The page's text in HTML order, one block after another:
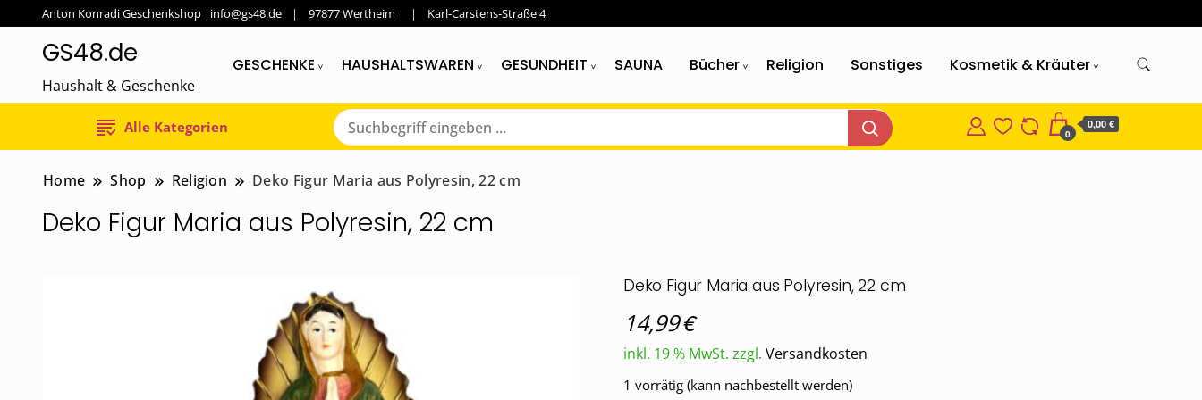
Anton Konradi Geschenkshop |info@gs48.de 97877 Wertheim Karl-Carstens-Straße 4
GS48.de
Haushalt & Geschenke
GESCHENKE HAUSHALTSWAREN GESUNDHEIT SAUNA Bücher Religion Sonstiges Kosmetik & Kräuter
Alle Kategorien 0
0,00 €
Home Shop Religion Deko Figur Maria aus Polyresin, 22 cm
Deko Figur Maria aus Polyresin, 22 cm
Deko Figur Maria aus Polyresin, 22 cm
14,99€
inkl. 19 % MwSt. zzgl. Versandkosten
1 vorrätig (kann nachbestellt werden)